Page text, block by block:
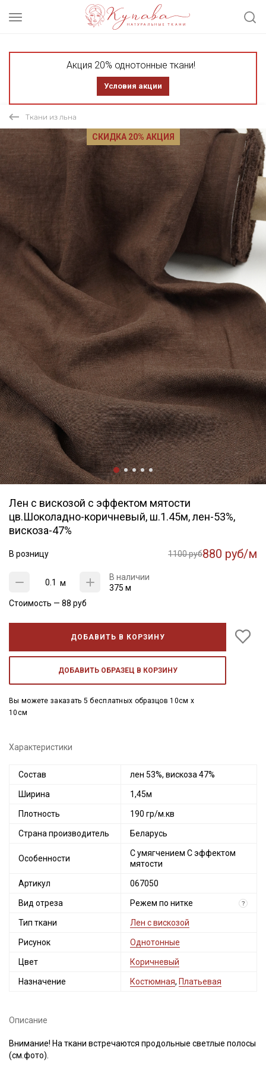
Акция 20% однотонные ткани!
Условия акции
Ткани из льна
СКИДКА 20% АКЦИЯ
Лен с вискозой с эффектом мятости
цв.Шоколадно-коричневый, ш.1.45м, лен-53%,
вискоза-47%
В розницу 1100 руб880 руб/м
м
В наличии
375 м
Стоимость — 88 руб
ДОБАВИТЬ В КОРЗИНУ
ДОБАВИТЬ ОБРАЗЕЦ В КОРЗИНУ
Вы можете заказать 5 бесплатных образцов 10см x
10см
Характеристики
Состав лен 53%, вискоза 47%
Ширина 1,45м
Плотность 190 гр/м.кв
Страна производитель Беларусь
Особенности
С умягчением С эффектом
мятости
Артикул 067050
Вид отреза Режем по нитке ?
Тип ткани Лен с вискозой
Рисунок Однотонные
Цвет Коричневый
Назначение Костюмная, Платьевая
Описание
Внимание! На ткани встречаются продольные светлые полосы
(см.фото).